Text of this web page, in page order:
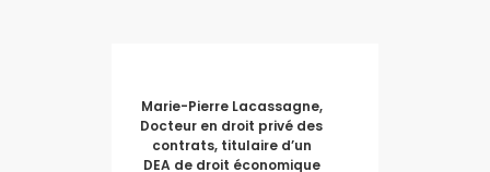
Marie-Pierre Lacassagne,
Docteur en droit privé des
contrats, titulaire d’un
DEA de droit économique